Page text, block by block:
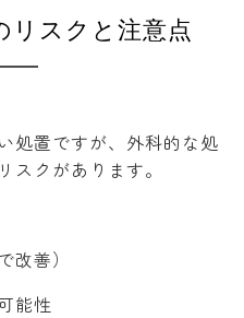
リスクと注意点
処置ですが、外科的な処
スクがあります。
善）
能性